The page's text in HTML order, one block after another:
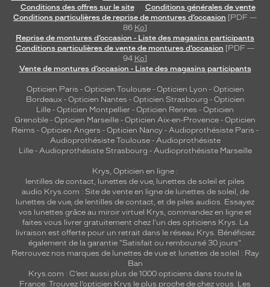
Conditions des offres sur le site
Conditions générales de vente
Conditions particulières de reprise de montures d’occasion [PDF —
86 Ko]
Reprise de montures d’occasion - Liste des magasins participants
Conditions particulières de vente de montures d’occasion [PDF —
94 Ko]
Vente de montures d’occasion - Liste des magasins participants
Opticien Paris - Opticien Toulouse- Opticien Lyon - Opticien
Bordeaux- Opticien Nantes - Opticien Strasbourg - Opticien
Lille - Opticien Montpellier - Opticien Rennes - Opticien
Grenoble - Opticien Marseille - Opticien Aix-en-Provence - Opticien
Reims - Opticien Angers - Opticien Nancy - Audioprothésiste Paris -
Audioprothésiste Toulouse- Audioprothésiste
Lille- Audioprothésiste Strasbourg - Audioprothésiste Marseille
Krys, Opticien en ligne :
lentilles de contact, lunettes de vue, lunettes de soleil et piles
audio Krys.com : Site de vente en ligne de lunettes de soleil, de
lunettes de vue, de lentilles de contact, et de piles audios. Essayez
vos lunettes grâce au miroir virtuel Krys, commandez en ligne et
faites vous livrer gratuitement chez l'un des opticiens Krys. La
livraison est offerte pour un retrait dans le réseau Krys. Bénéficiez
également de la garantie "Satisfait ou remboursé 30 jours".
Retrouvez nos marques de lunettes de vue et lunettes de soleil : Ray
Ban
Krys.com : C’est aussi plus de 1000 opticiens dans toute la
France. Trouvez l’opticien Krys le plus proche de chez vous. Les